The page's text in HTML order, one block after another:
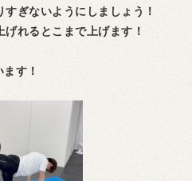
ぎないようにしましょう！
れるとこまで上げます！
す！